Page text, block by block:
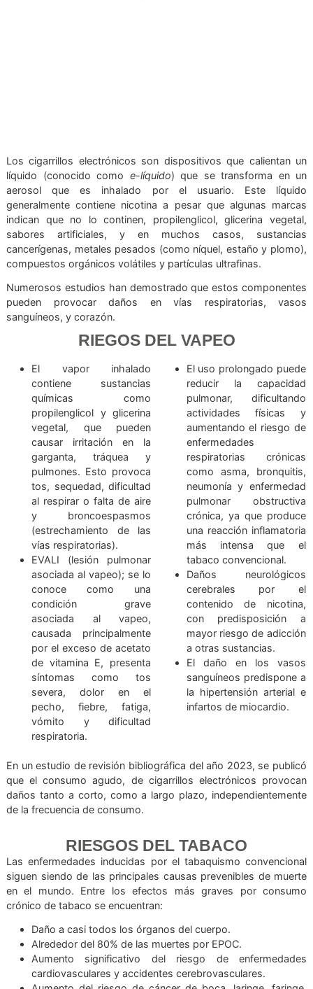
líquido (conocido comoe-líquido ) que se transforma
aerosol que es inhalado por el usuario. Este
generalmente contiene nicotina a pesar que algunas
indican que no lo continen, propilenglicol, glicerina
cancerígenas, metales pesados (como níquel, estaño y
compuestos orgánicos volátiles y partículas ultrafinas.
Numerosos estudios han demostrado que estos
pueden provocar daños en vías respiratorias,
sanguíneos, y corazón.
RIEGOS DEL VAPEO
El vapor inhalado
contiene sustancias
químicas como
propilenglicol y glicerina
vegetal, que pueden
causar irritación en la
garganta, tráquea y
pulmones. Esto provoca
tos, sequedad, dificultad
al respirar o falta de aire
y broncoespasmos
(estrechamiento de las
vías respiratorias).
EVALI (lesión pulmonar
asociada al vapeo); se lo
condición grave
asociada al vapeo,
causada principalmente
síntomas como tos
severa, dolor en el
pecho, fiebre, fatiga,
vómito y dificultad
El uso prolongado
reducir la
pulmonar,
actividades
aumentando el
enfermedades
respiratorias
como asma,
neumonía y
pulmonar
crónica, ya que
una reacción
más intensa
contenido de
con
mayor riesgo de
sanguíneos
la hipertensión
infartos de
En un estudio de revisión bibliográfica del año 2023, se
que el consumo agudo, de cigarrillos electrónicos
daños tanto a corto, como a largo plazo,